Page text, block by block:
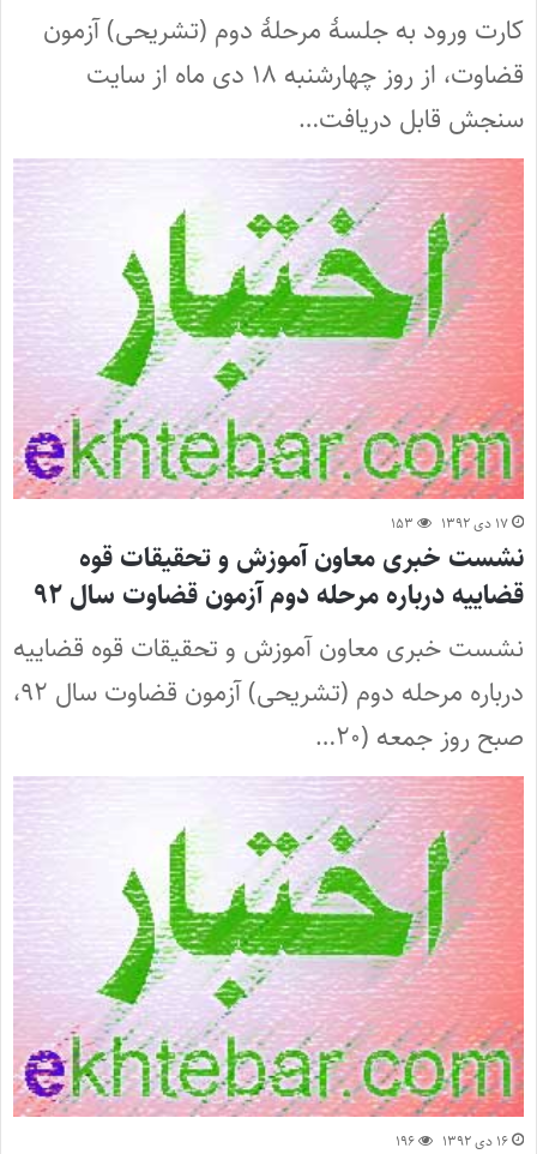
کارت ورود به جلسۀ مرحلۀ دوم (تشریحی) آزمون
قضاوت، از روز چهارشنبه ۱۸ دی ماه از سایت
سنجش قابل دریافت…
۱۷ دی ۱۳۹۲ ۱۵۳
نشست خبری معاون آموزش و تحقیقات قوه
قضاییه درباره مرحله دوم آزمون قضاوت سال ۹۲
نشست خبری معاون آموزش و تحقیقات قوه قضاییه
درباره مرحله دوم (تشریحی) آزمون قضاوت سال ۹۲،
صبح روز جمعه (۲۰…
۱۶ دی ۱۳۹۲ ۱۹۶